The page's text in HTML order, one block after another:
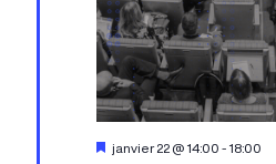
Mis
janvier 22 @ 14:00 - 18:00